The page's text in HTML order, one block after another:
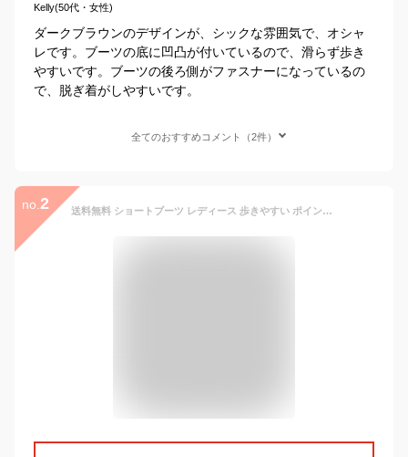
Kelly(50代・女性)
ダークブラウンのデザインが、シックな雰囲気で、オシャ
レです。ブーツの底に凹凸が付いているので、滑らず歩き
やすいです。ブーツの後ろ側がファスナーになっているの
で、脱ぎ着がしやすいです。
全てのおすすめコメント（2件）
no. 2 送料無料 ショートブーツ レディース 歩きやすい ポインテッドトゥ ローヒール サイドゴア ブーツ チェルシー 太ヒール チャンキーヒール サイドゴアブーツ ブラック 大きいサイズ 小さいサイズ 防寒